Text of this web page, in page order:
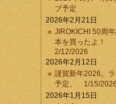
ブ予定
2026年2月21日
JIROKICHI 50周
本を買ったよ！
2/12/2026
2026年2月12日
謹賀新年2026。
予定。 1/15/2026
2026年1月15日